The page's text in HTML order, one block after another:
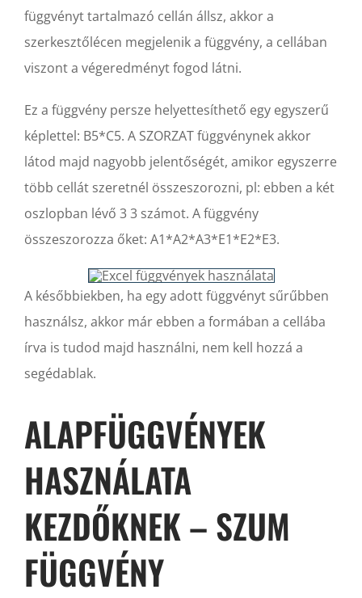
függvényt tartalmazó cellán állsz, akkor a
szerkesztőlécen megjelenik a függvény, a cellában
viszont a végeredményt fogod látni.
Ez a függvény persze helyettesíthető egy egyszerű
képlettel: B5*C5. A SZORZAT függvénynek akkor
látod majd nagyobb jelentőségét, amikor egyszerre
több cellát szeretnél összeszorozni, pl: ebben a két
oszlopban lévő 3 3 számot. A függvény
összeszorozza őket: A1*A2*A3*E1*E2*E3.
A későbbiekben, ha egy adott függvényt sűrűbben
használsz, akkor már ebben a formában a cellába
írva is tudod majd használni, nem kell hozzá a
segédablak.
ALAPFÜGGVÉNYEK
HASZNÁLATA
KEZDŐKNEK – SZUM
FÜGGVÉNY